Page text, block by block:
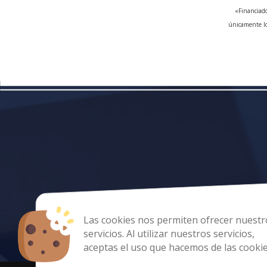
Las cookies nos permiten ofrecer
servicios. Al utilizar nuestros servicios,
aceptas el uso que hacemos de las
únicamente